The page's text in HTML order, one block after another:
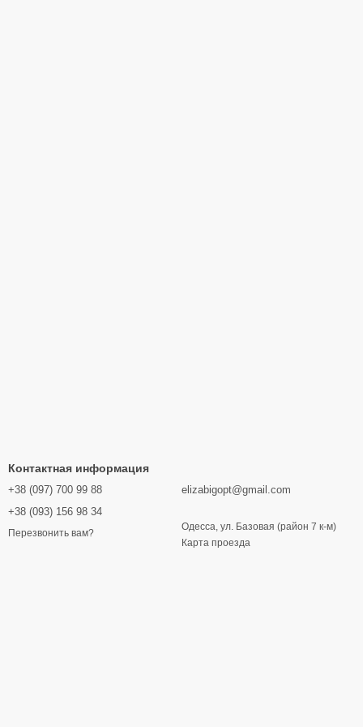
Контактная информация
+38 (097) 700 99 88
+38 (093) 156 98 34
Перезвонить вам?
elizabigopt@gmail.com
Одесса, ул. Базовая (район 7 к-м)
Карта проезда